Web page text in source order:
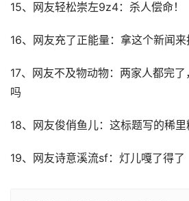
15、网友轻松崇左9z4：杀人偿命！
16、网友充了正能量：拿这个新闻
17、网友不及物动物：两家人都完
吗
18、网友俊俏鱼儿：这标题写的稀里
19、网友诗意溪流sf：灯儿嘎了得了